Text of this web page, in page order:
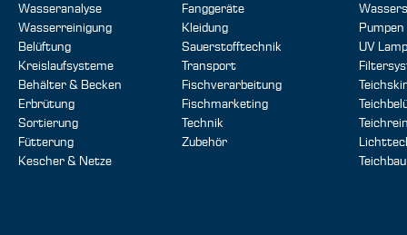
Wasseranalyse
Wasserreinigung
Belüftung
Kreislaufsysteme
Behälter & Becken
Erbrütung
Sortierung
Fütterung
Kescher & Netze
Fanggeräte
Kleidung
Sauerstofftechnik
Transport
Fischverarbeitung
Fischmarketing
Technik
Zubehör
Pumpen
UV
Teichbau